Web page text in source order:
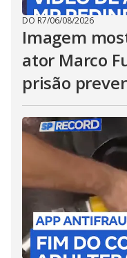
DO R7/06/08/2026
Imagem
ator Marco
prisão